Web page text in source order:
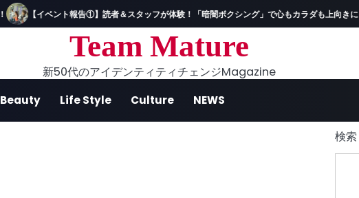
【イベント報告①】読者＆スタッフが体験！「暗闇ボクシング」で心もカラダも上向きに！
Team Mature
新50代のアイデンティティチェンジMagazine
Beauty Life Style Culture NEWS
検索